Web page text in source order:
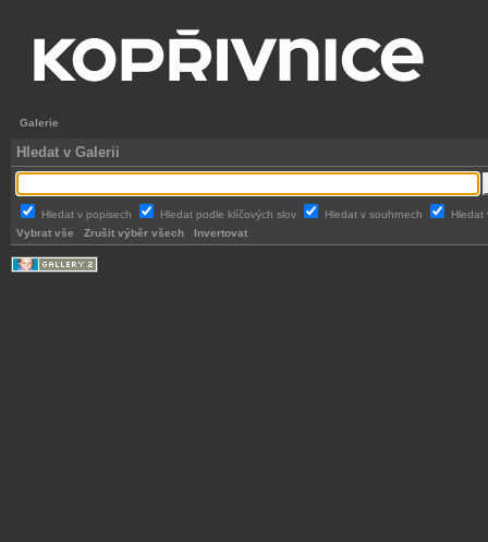
Galerie
Hledat v Galerii
Hledat v popisech Hledat podle klíčových slov Hledat v souhrnech
Hledat
Vybrat vše
Zrušit výběr všech Invertovat